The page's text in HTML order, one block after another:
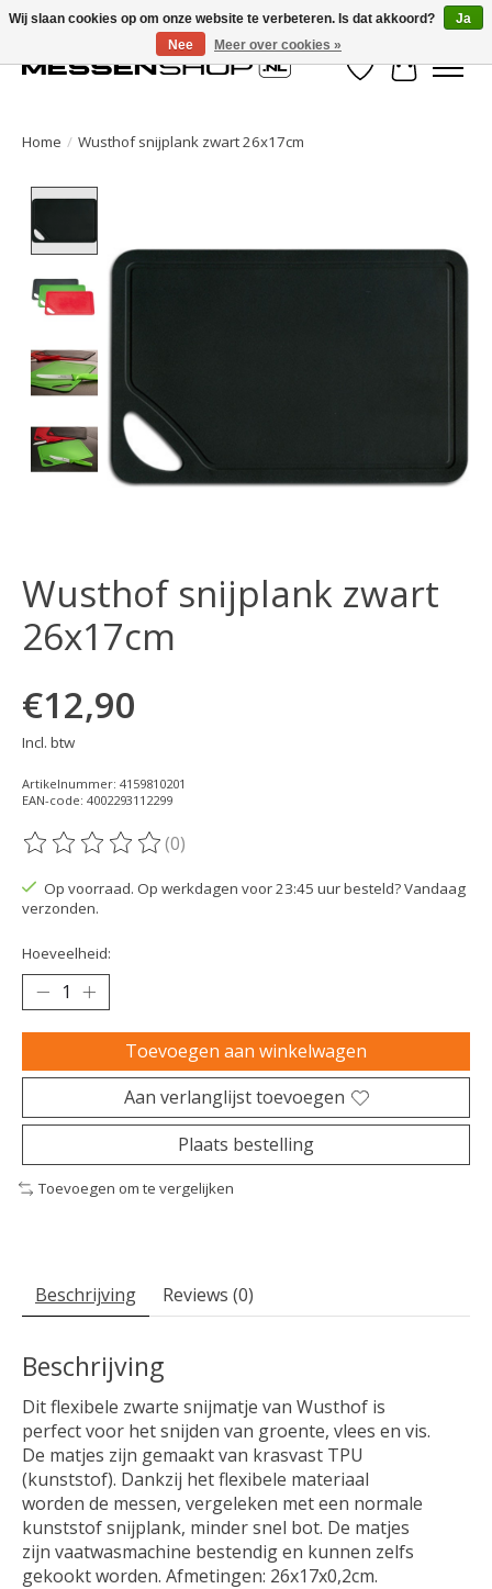
Verlanglijst
Home / Wusthof snijplank zwart 26x17cm
Wusthof snijplank zwart
26x17cm
€12,90
Incl. btw
Artikelnummer: 4159810201
EAN-code: 4002293112299
De beoordeling van dit product is
(0)
Op voorraad. Op werkdagen voor 23:45 uur besteld? Vandaag
verzonden.
Hoeveelheid:
Toevoegen aan winkelwagen
Aan verlanglijst toevoegen
Plaats bestelling
Toevoegen om te vergelijken
Beschrijving Reviews (0)
Beschrijving
Dit flexibele zwarte snijmatje van Wusthof is
perfect voor het snijden van groente, vlees en vis.
De matjes zijn gemaakt van krasvast TPU
(kunststof). Dankzij het flexibele materiaal
worden de messen, vergeleken met een normale
kunststof snijplank, minder snel bot. De matjes
zijn vaatwasmachine bestendig en kunnen zelfs
gekookt worden. Afmetingen: 26x17x0,2cm.
Wij slaan cookies op om onze website te verbeteren. Is dat akkoord?
Ja
Nee
Meer over cookies »